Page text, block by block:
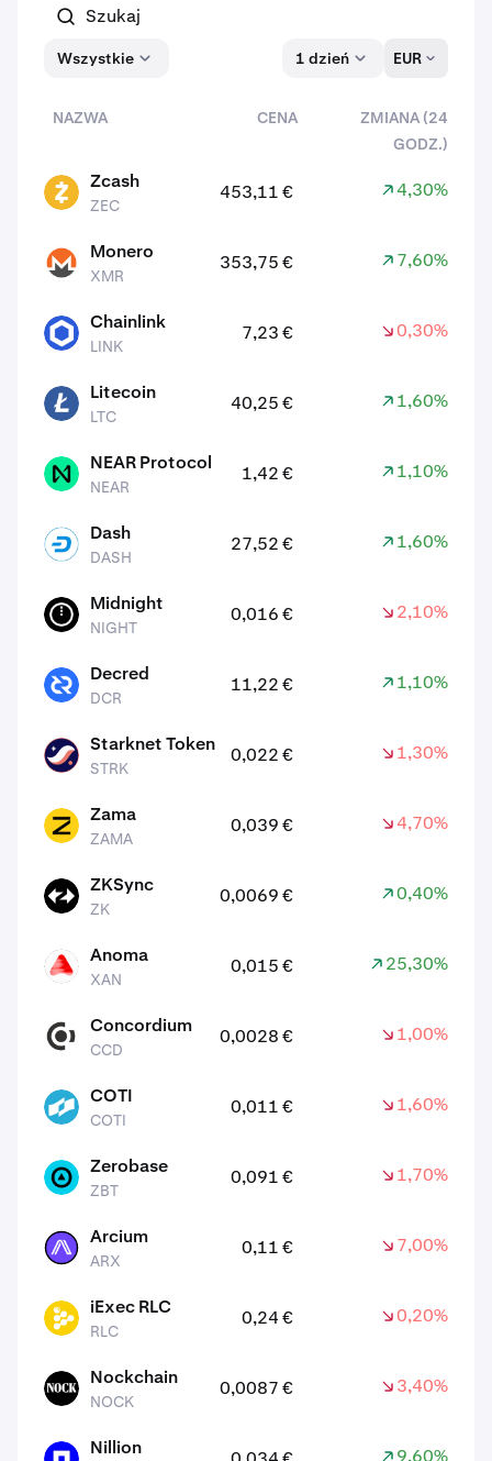
Wszystkie 1 dzień EUR
NAZWA CENA
ZMIANA (24
GODZ.)
ZEC Zcash
ZEC
453,11 € 4,30%
XMR Monero
XMR
353,75 € 7,60%
Chainlink
LINK
7,23 € 0,30%
LTC Litecoin
LTC
40,25 € 1,60%
NEAR NEAR Protocol
NEAR
1,42 € 1,10%
DASH Dash
DASH
27,52 € 1,60%
NIGHT Midnight
NIGHT
0,016 € 2,10%
DCR Decred
DCR
11,22 € 1,10%
STRK Starknet Token
STRK
0,022 € 1,30%
ZAMA Zama
ZAMA
0,039 € 4,70%
ZK ZKSync
ZK
0,0069 € 0,40%
XAN Anoma
XAN
0,015 € 25,30%
CCD Concordium
CCD
0,0028 € 1,00%
COTI COTI
COTI
0,011 € 1,60%
ZBT Zerobase
ZBT
0,091 € 1,70%
ARX Arcium
ARX
0,11 € 7,00%
RLC iExec RLC
RLC
0,24 € 0,20%
NOCK Nockchain
NOCK
0,0087 € 3,40%
NIL Nillion 9,60%